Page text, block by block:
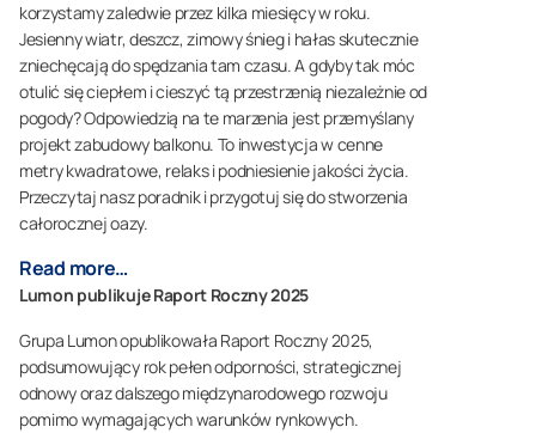
korzystamy zaledwie przez kilka miesięcy w roku.
Jesienny wiatr, deszcz, zimowy śnieg i hałas skutecznie
zniechęcają do spędzania tam czasu. A gdyby tak móc
otulić się ciepłem i cieszyć tą przestrzenią niezależnie od
pogody? Odpowiedzią na te marzenia jest przemyślany
projekt zabudowy balkonu. To inwestycja w cenne
metry kwadratowe, relaks i podniesienie jakości życia.
Przeczytaj nasz poradnik i przygotuj się do stworzenia
całorocznej oazy.
Read more…
Lumon publikuje Raport Roczny 2025
Grupa Lumon opublikowała Raport Roczny 2025,
podsumowujący rok pełen odporności, strategicznej
odnowy oraz dalszego międzynarodowego rozwoju
pomimo wymagających warunków rynkowych.